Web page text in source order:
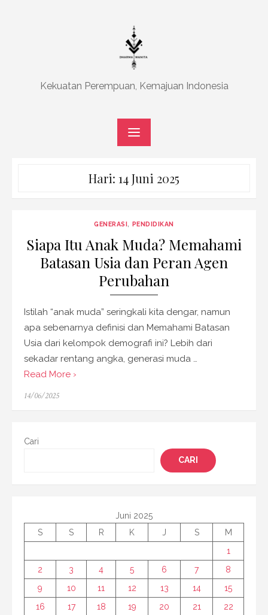
Kekuatan Perempuan, Kemajuan Indonesia
Hari: 14 Juni 2025
GENERASI, PENDIDIKAN
Siapa Itu Anak Muda? Memahami
Batasan Usia dan Peran Agen
Perubahan
Istilah “anak muda” seringkali kita dengar, namun
apa sebenarnya definisi dan Memahami Batasan
Usia dari kelompok demografi ini? Lebih dari
sekadar rentang angka, generasi muda …
Read More ›
Posted
14/06/2025
Cari
CARI
Juni 2025
S
S R K J S
M
1
2
3 4 5 6 7
8
9
10 11 12 13 14
15
16
17 18 19 20 21
22